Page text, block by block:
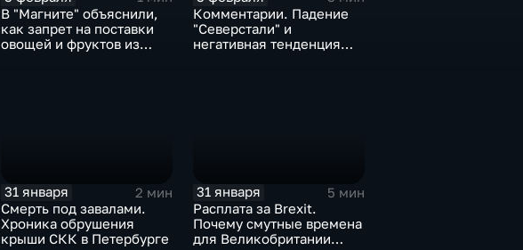
В "Магните" объяснили,
как запрет на поставки
овощей и фруктов из
Комментарии. Падение
"Северстали" и
негативная тенденция
31 января
2 мин
Смерть под завалами.
Хроника обрушения
крыши СКК в Петербурге
31 января
5 мин
Расплата за Brexit.
Почему смутные времена
для Великобритании